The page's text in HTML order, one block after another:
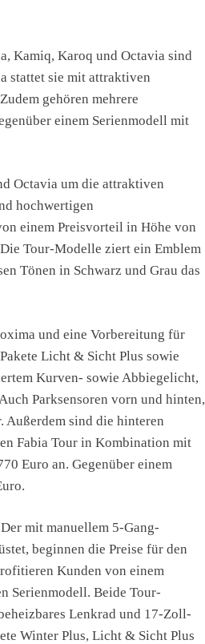
Kamiq, Karoq und Octavia sind
stattet sie mit attraktiven
gehören mehrere
einem Serienmodell mit
Octavia um die attraktiven
hochwertigen
einem Preisvorteil in Höhe von
Tour-Modelle ziert ein Emblem
Tönen in Schwarz und Grau das
und eine Vorbereitung für
Licht & Sicht Plus sowie
Kurven- sowie Abbiegelicht,
Parksensoren vorn und hinten,
Außerdem sind die hinteren
Fabia Tour in Kombination mit
Euro an. Gegenüber einem
mit manuellem 5-Gang-
beginnen die Preise für den
Kunden von einem
Serienmodell. Beide Tour-
Lenkrad und 17-Zoll-
Winter Plus, Licht & Sicht Plus